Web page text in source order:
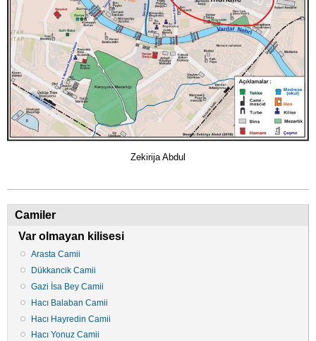
Zekirija Abdul
Camiler
Var olmayan kilisesi
Arasta Camii
Dükkancik Camii
Gazi İsa Bey Camii
Hacı Balaban Camii
Hacı Hayredin Camii
Hacı Yonuz Camii